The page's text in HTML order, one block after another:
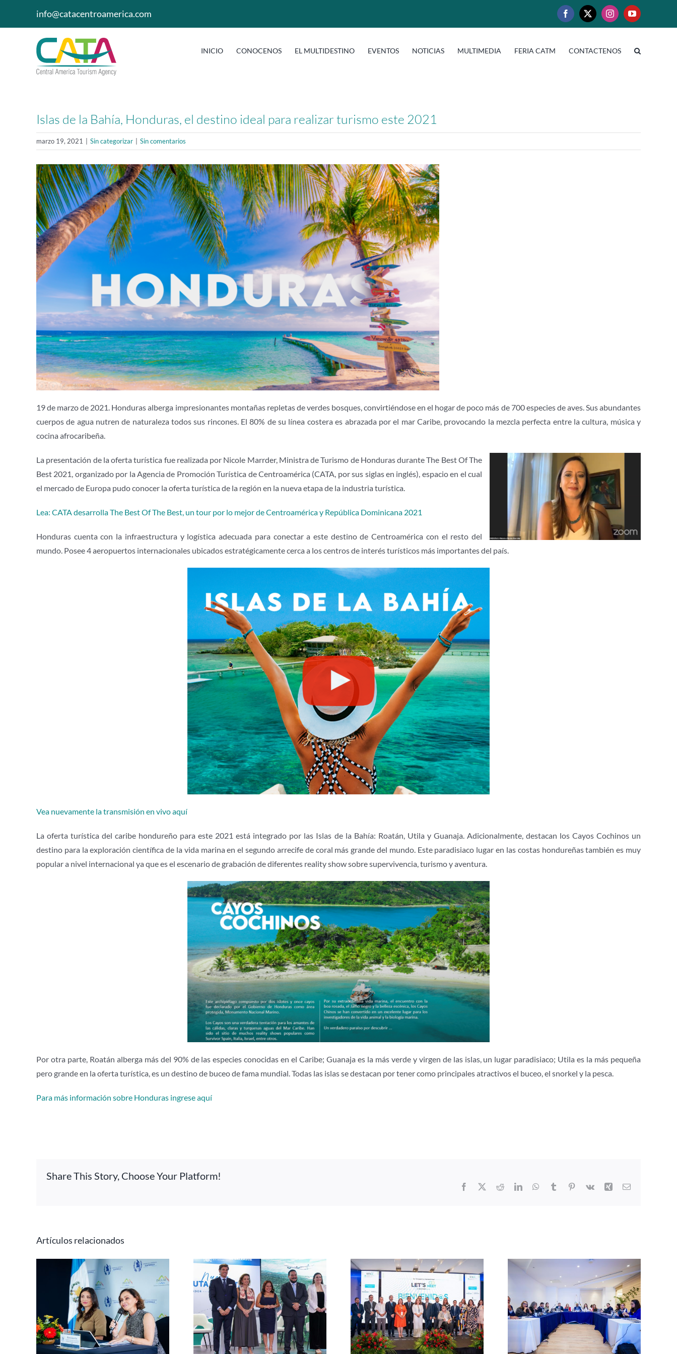
info@catacentroamerica.com Facebook
X InstagramYouTube
INICIO CONOCENOS EL MULTIDESTINO EVENTOS NOTICIAS MULTIMEDIA FERIA CATM CONTACTENOS
Islas de la Bahía, Honduras, el destino ideal para realizar turismo este 2021
marzo 19, 2021 Sin categorizar Sin comentarios
19 de marzo de 2021. Honduras alberga impresionantes montañas repletas de verdes bosques, convirtiéndose en el hogar de poco más de 700 especies de aves. Sus abundantes
cuerpos de agua nutren de naturaleza todos sus rincones. El 80% de su línea costera es abrazada por el mar Caribe, provocando la mezcla perfecta entre la cultura, música y
cocina afrocaribeña.
La presentación de la oferta turística fue realizada por Nicole Marrder, Ministra de Turismo de Honduras durante The Best Of The
Best 2021, organizado por la Agencia de Promoción Turística de Centroamérica (CATA, por sus siglas en inglés), espacio en el cual
el mercado de Europa pudo conocer la oferta turística de la región en la nueva etapa de la industria turística.
Lea: CATA desarrolla The Best Of The Best, un tour por lo mejor de Centroamérica y República Dominicana 2021
Honduras cuenta con la infraestructura y logística adecuada para conectar a este destino de Centroamérica con el resto del
mundo. Posee 4 aeropuertos internacionales ubicados estratégicamente cerca a los centros de interés turísticos más importantes del país.
Vea nuevamente la transmisión en vivo aquí
La oferta turística del caribe hondureño para este 2021 está integrado por las Islas de la Bahía: Roatán, Utila y Guanaja. Adicionalmente, destacan los Cayos Cochinos un
destino para la exploración científica de la vida marina en el segundo arrecife de coral más grande del mundo. Este paradisiaco lugar en las costas hondureñas también es muy
popular a nivel internacional ya que es el escenario de grabación de diferentes reality show sobre supervivencia, turismo y aventura.
Por otra parte, Roatán alberga más del 90% de las especies conocidas en el Caribe; Guanaja es la más verde y virgen de las islas, un lugar paradisiaco; Utila es la más pequeña
pero grande en la oferta turística, es un destino de buceo de fama mundial. Todas las islas se destacan por tener como principales atractivos el buceo, el snorkel y la pesca.
Para más información sobre Honduras ingrese aquí
Share This Story, Choose Your Platform!
Facebook RedditLinkedInWhatsApp
Tumblr Pinterest
Vk Xing Correo
Artículos relacionados
Iberojet conectará El
Salvador con Madrid y
Barcelona, diversificando
el acceso a
Centroamérica
Panamá busca liderar la
agenda latinoamericana
de inclusión y
accesibilidad desde la
industria de reuniones
CATA avanza en la
planificación de la
promoción turística
regional bajo la
Presidencia Pro Témpore
Guatemala se prepara
para recibir el Congreso
de Bodas LAT 2026